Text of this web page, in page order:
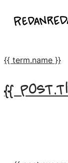
sisältöön
Linda Saukko-Rauta, Redanredan Oy
piirrosvideoita
{{ term.name }}
{{